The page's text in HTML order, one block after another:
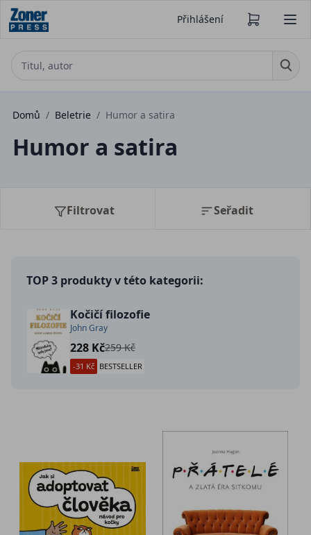
Přihlášení
Domů / Beletrie / Humor a satira
Humor a satira
Filtrovat Seřadit
TOP 3 produkty v této kategorii:
Kočičí filozofie
John Gray
228 Kč259 Kč
-31 Kč BESTSELLER